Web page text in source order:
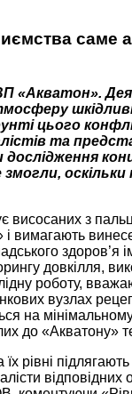
саме
шкідливі
цього
та
дослідження
оскільки
висосаних з
і вимагають
довкілля,
роботу,
вузлах
на
до «Акватону»
рівні
відповідних